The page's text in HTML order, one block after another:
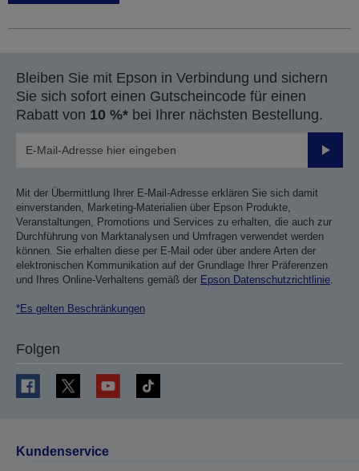
Bleiben Sie mit Epson in Verbindung und sichern
Sie sich sofort einen Gutscheincode für einen
Rabatt von 10 %* bei Ihrer nächsten Bestellung.
Mit der Übermittlung Ihrer E-Mail-Adresse erklären Sie sich damit
einverstanden, Marketing-Materialien über Epson Produkte,
Veranstaltungen, Promotions und Services zu erhalten, die auch zur
Durchführung von Marktanalysen und Umfragen verwendet werden
können. Sie erhalten diese per E-Mail oder über andere Arten der
elektronischen Kommunikation auf der Grundlage Ihrer Präferenzen
und Ihres Online-Verhaltens gemäß der Epson Datenschutzrichtlinie.
*Es gelten Beschränkungen
Folgen
Kundenservice